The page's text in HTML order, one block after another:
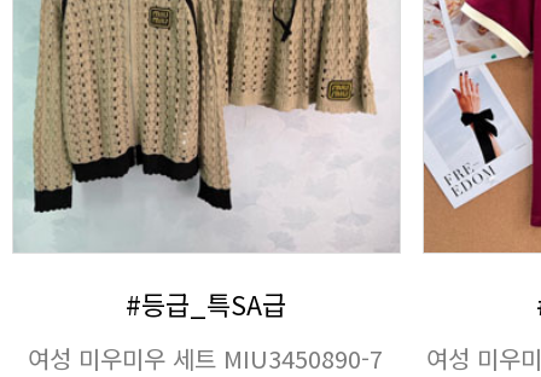
#등급_특SA급
여성 미우미우 세트 MIU3450890-7